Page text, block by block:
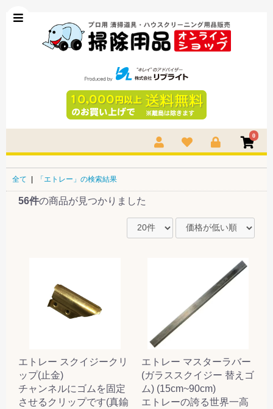
0
全て | 「エトレー」の検索結果
56件の商品が見つかりました
エトレー スクイジークリ
ップ(止金)
チャンネルにゴムを固定
させるクリップです(真鍮
エトレー マスターラバー
(ガラススクイジー 替えゴ
ム) (15cm~90cm)
エトレーの誇る世界一高